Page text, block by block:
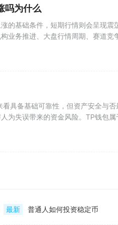
吗为什么
的基础条件，短期行情则会呈现
业务推进、大盘行情周期、赛道竞
具备基础可靠性，但资产安全与
为失误带来的资金风险。TP钱包
最新 普通人如何投资稳定币